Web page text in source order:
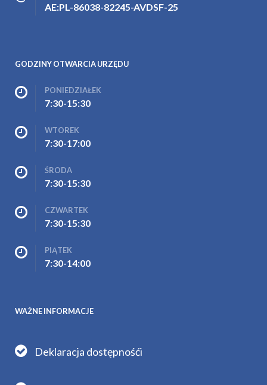
AE:PL-86038-82245-AVDSF-25
GODZINY OTWARCIA URZĘDU
PONIEDZIAŁEK
7:30-15:30
WTOREK
7:30-17:00
ŚRODA
7:30-15:30
CZWARTEK
7:30-15:30
PIĄTEK
7:30-14:00
WAŻNE INFORMACJE
Deklaracja dostępnośći